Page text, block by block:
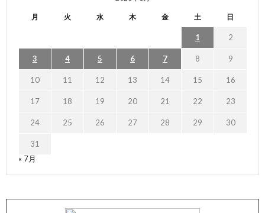
月 火 水 木 金 土 日
1 2
3 4 5 6 7 8 9
10 11 12 13 14 15 16
17 18 19 20 21 22 23
24 25 26 27 28 29 30
31
« 7月